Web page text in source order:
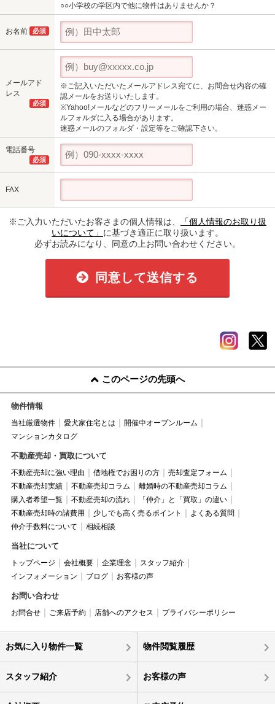
○○小学校の学区内で他に物件はありませんか？
お名前 必須
メールアド
レス
必須
※ご記入いただいたメールアドレス宛てに、お問合せ内容の確
認メールをお送りいたします。
※Yahoo!メールなどのフリーメールをご利用の場合、迷惑メー
ルフォルダに入る場合があります。
迷惑メールのフォルダ・設定等をご確認下さい。
電話番号
必須
FAX
※ご入力いただいたお客さまの個人情報は、
「個人情報のお取り扱
いについて」 に基づき適正に取り扱います。
必ずお読みになり、同意の上お問い合わせください。
同意して送信する
このページの先頭へ
物件情報
当社厳選物件 愛犬家住宅とは
開催中オープンルーム
マンションカタログ
不動産売却・買取について
不動産売却に強い理由 借地権でお困りの方
売却査定フォーム
不動産売却実績
不動産売却コラム
離婚時の不動産売却コラム
購入者希望一覧
不動産売却の流れ
「仲介」と「買取」の違い
不動産売却時の諸費用
少しでも高く売るポイント
よくある質問
仲介手数料について
相続相談
当社について
トップページ 会社概要 企業理念
スタッフ紹介
インフォメーション
ブログ お客様の声
お問い合わせ
お問合せ ご来店予約 店舗へのアクセス プライバシーポリシー
お気に入り物件一覧 物件閲覧履歴
スタッフ紹介 お客様の声